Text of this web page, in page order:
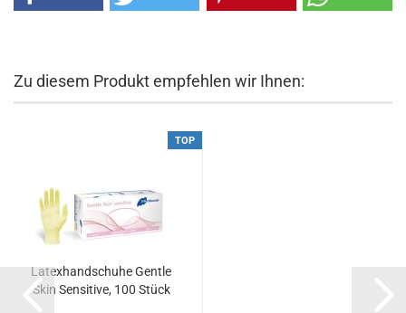
Zu diesem Produkt empfehlen wir Ihnen:
TOP
Latexhandschuhe Gentle
Skin Sensitive, 100 Stück